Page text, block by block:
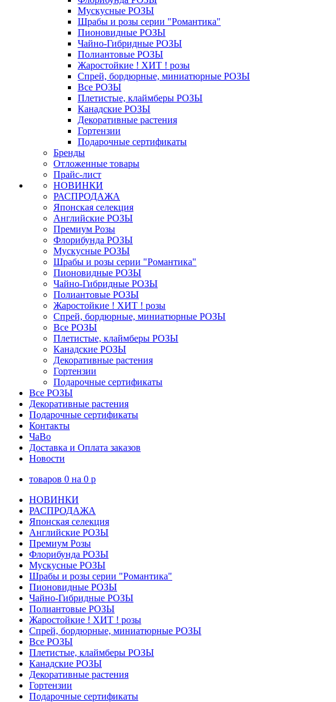
Мускусные РОЗЫ
Шрабы и розы серии "Романтика"
Пионовидные РОЗЫ
Чайно-Гибридные РОЗЫ
Полиантовые РОЗЫ
Жаростойкие ! ХИТ ! розы
Спрей, бордюрные, миниатюрные РОЗЫ
Все РОЗЫ
Плетистые, клаймберы РОЗЫ
Канадские РОЗЫ
Декоративные растения
Гортензии
Подарочные сертификаты
Бренды
Отложенные товары
Прайс-лист
НОВИНКИ
РАСПРОДАЖА
Японская селекция
Английские РОЗЫ
Премиум Розы
Флорибунда РОЗЫ
Мускусные РОЗЫ
Шрабы и розы серии "Романтика"
Пионовидные РОЗЫ
Чайно-Гибридные РОЗЫ
Полиантовые РОЗЫ
Жаростойкие ! ХИТ ! розы
Спрей, бордюрные, миниатюрные РОЗЫ
Все РОЗЫ
Плетистые, клаймберы РОЗЫ
Канадские РОЗЫ
Декоративные растения
Гортензии
Подарочные сертификаты
Все РОЗЫ
Декоративные растения
Подарочные сертификаты
Контакты
ЧаВо
Доставка и Оплата заказов
Новости
товаров 0 на 0 p
НОВИНКИ
РАСПРОДАЖА
Японская селекция
Английские РОЗЫ
Премиум Розы
Флорибунда РОЗЫ
Мускусные РОЗЫ
Шрабы и розы серии "Романтика"
Пионовидные РОЗЫ
Чайно-Гибридные РОЗЫ
Полиантовые РОЗЫ
Жаростойкие ! ХИТ ! розы
Спрей, бордюрные, миниатюрные РОЗЫ
Все РОЗЫ
Плетистые, клаймберы РОЗЫ
Канадские РОЗЫ
Декоративные растения
Гортензии
Подарочные сертификаты